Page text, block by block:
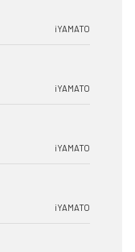
iYAMATO
iYAMATO
iYAMATO
iYAMATO